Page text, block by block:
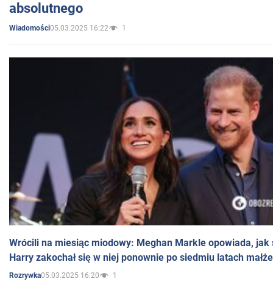
absolutnego
Wiadomości05.03.2025 16:22 1
Wrócili na miesiąc miodowy: Meghan Markle opowiada, jak
Harry zakochał się w niej ponownie po siedmiu latach
Rozrywka05.03.2025 16:20 1